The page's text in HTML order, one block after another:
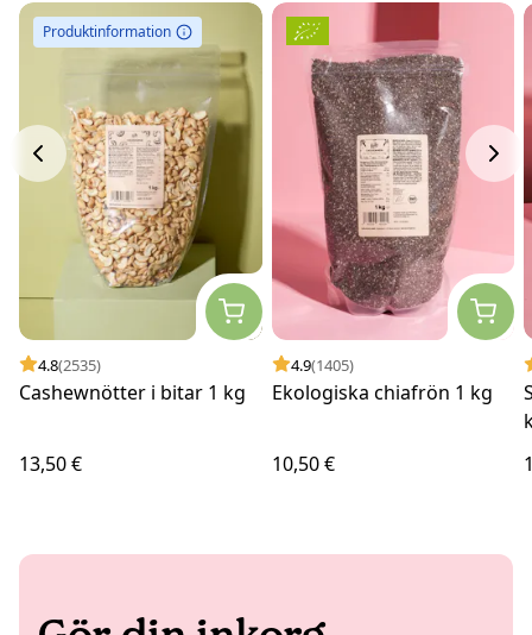
Produktinformation
4.8(2535)
Cashewnötter i bitar 1 kg
13,50 €
4.9(1405)
Ekologiska chiafrön 1 kg
10,50 €